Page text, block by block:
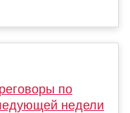
по
недели